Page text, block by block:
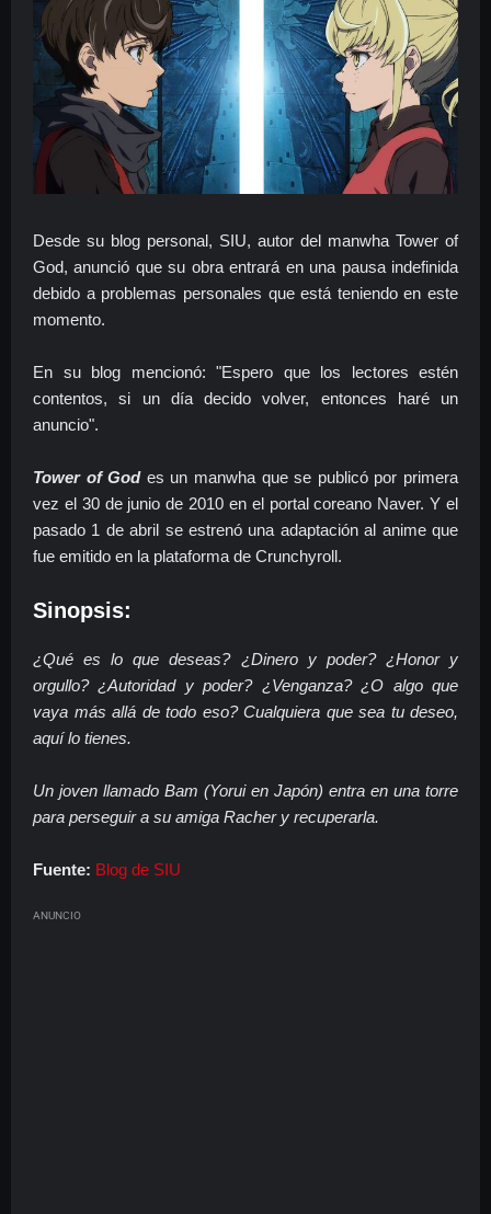
Desde su blog personal, SIU, autor del manwha Tower of
God, anunció que su obra entrará en una pausa indefinida
debido a problemas personales que está teniendo en este
momento.
En su blog mencionó: "Espero que los lectores estén
contentos, si un día decido volver, entonces haré un
anuncio".
Tower of Godes un manwha que se publicó por primera
vez el 30 de junio de 2010 en el portal coreano Naver. Y el
pasado 1 de abril se estrenó una adaptación al anime que
fue emitido en la plataforma de Crunchyroll.
Sinopsis:
¿Qué es lo que deseas? ¿Dinero y poder? ¿Honor y
orgullo? ¿Autoridad y poder? ¿Venganza? ¿O algo que
vaya más allá de todo eso? Cualquiera que sea tu deseo,
aquí lo tienes.
Un joven llamado Bam (Yorui en Japón) entra en una torre
para perseguir a su amiga Racher y recuperarla.
Fuente: Blog de SIU
ANUNCIO